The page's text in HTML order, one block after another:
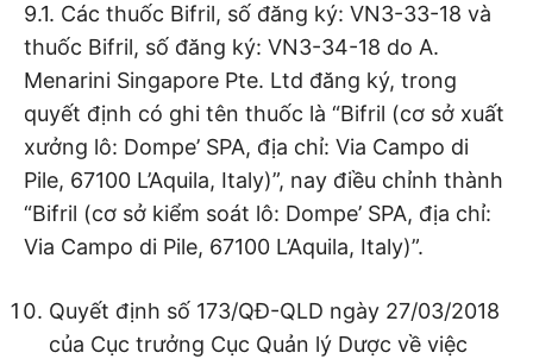
9.1. Các thuốc Bifril, số đăng ký: VN3-33-18 và
thuốc Bifril, số đăng ký: VN3-34-18 do A.
Menarini Singapore Pte. Ltd đăng ký, trong
quyết định có ghi tên thuốc là “Bifril (cơ sở xuất
xưởng lô: Dompe’ SPA, địa chỉ: Via Campo di
Pile, 67100 L’Aquila, Italy)”, nay điều chỉnh thành
“Bifril (cơ sở kiểm soát lô: Dompe’ SPA, địa chỉ:
Via Campo di Pile, 67100 L’Aquila, Italy)”.
Quyết định số 173/QĐ-QLD ngày 27/03/2018
của Cục trưởng Cục Quản lý Dược về việc